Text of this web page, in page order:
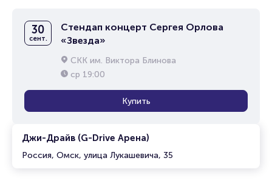
Джи-Драйв (G-Drive Арена)
Россия, Омск, улица Лукашевича, 35
30
сент.
Стендап концерт Сергея Орлова
«Звезда»
СКК им. Виктора Блинова
ср 19:00
Купить